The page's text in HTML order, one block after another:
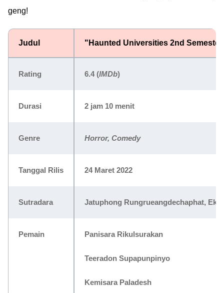
geng!
Judul "Haunted Universities 2nd
Rating 6.4(IMDb)
Durasi 2 jam 10 menit
Genre Horror, Comedy
Tanggal Rilis 24 Maret 2022
Sutradara Jatuphong Rungrueangdechaphat,
Pemain Panisara Rikulsurakan
Teeradon Supapunpinyo
Kemisara Paladesh